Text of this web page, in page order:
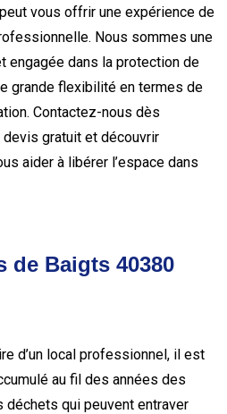
vous offrir une expérience de
Nous sommes une
engagée dans la protection de
grande flexibilité en termes de
Contactez-nous dès
devis gratuit et découvrir
aider à libérer l’espace dans
de Baigts 40380
d’un local professionnel, il est
au fil des années des
qui peuvent entraver